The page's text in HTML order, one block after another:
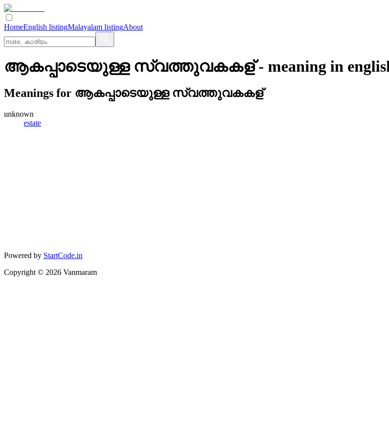
HomeEnglish listingMalayalam listingAbout
ആകപ്പാടെയുള്ള സ്വത്തുവകകള്- meaning in
Meanings for ആകപ്പാടെയുള്ള സ്വത്തുവകകള്
unknown
estate
Powered by StartCode.in
Copyright © 2026 Vanmaram